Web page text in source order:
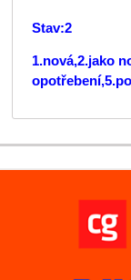
Stav:2
1.nová,2.jako